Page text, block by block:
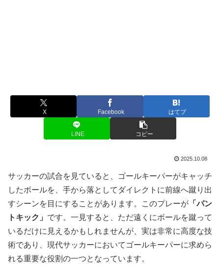
X Facebook はてブ
LINE コピー
2025.10.08
サッカーの試合を見ていると、ゴールキーパーがキャッチ
したボールを、手から落としてダイレクトに前線へ蹴り出
すシーンを目にすることがあります。このプレーが 「パン
トキック」 です。一見すると、ただ遠くにボールを蹴って
いるだけに見えるかもしれませんが、実は非常に高度な技
術であり、現代サッカーにおいてゴールキーパーに求めら
れる重要な役割の一つとなっています。